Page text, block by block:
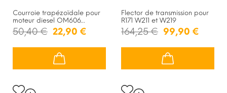
Courroie trapézoïdale pour
moteur diesel OM606...
50,40 € 22,90 €
Flector de transmission pour
R171 W211 et W219
164,25 € 99,90 €